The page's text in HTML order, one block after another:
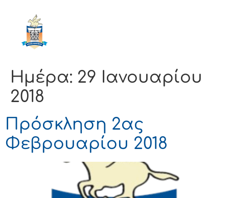
Ημέρα: 29 Ιανουαρίου
2018
Πρόσκληση 2ας
Φεβρουαρίου 2018